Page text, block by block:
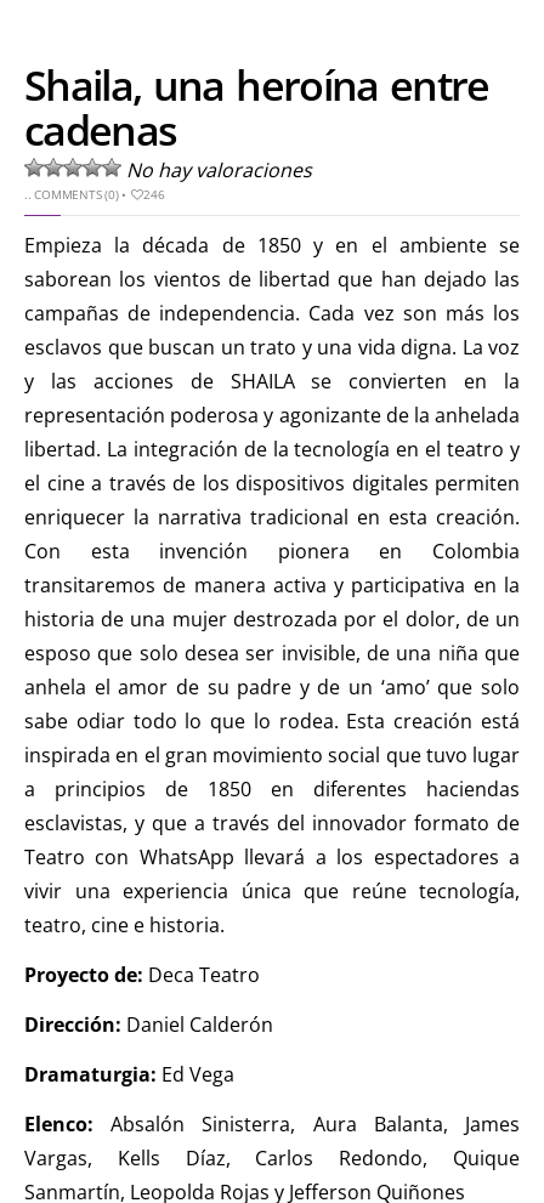
Shaila, una heroína entre
cadenas
No hay valoraciones
..COMMENTS (0)• 246
Empieza la década de 1850 y en el ambiente se
saborean los vientos de libertad que han dejado las
campañas de independencia. Cada vez son más los
esclavos que buscan un trato y una vida digna. La voz
y las acciones de SHAILA se convierten en la
representación poderosa y agonizante de la anhelada
libertad. La integración de la tecnología en el teatro y
el cine a través de los dispositivos digitales permiten
enriquecer la narrativa tradicional en esta creación.
Con esta invención pionera en Colombia
transitaremos de manera activa y participativa en la
historia de una mujer destrozada por el dolor, de un
esposo que solo desea ser invisible, de una niña que
anhela el amor de su padre y de un ‘amo’ que solo
sabe odiar todo lo que lo rodea. Esta creación está
inspirada en el gran movimiento social que tuvo lugar
a principios de 1850 en diferentes haciendas
esclavistas, y que a través del innovador formato de
Teatro con WhatsApp llevará a los espectadores a
vivir una experiencia única que reúne tecnología,
teatro, cine e historia.
Proyecto de: Deca Teatro
Dirección: Daniel Calderón
Dramaturgia: Ed Vega
Elenco:Absalón Sinisterra, Aura Balanta, James
Vargas, Kells Díaz, Carlos Redondo, Quique
Sanmartín, Leopolda Rojas y Jefferson Quiñones